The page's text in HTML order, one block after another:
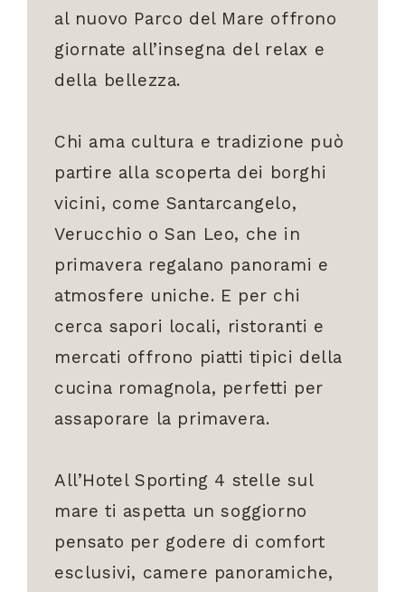
al nuovo Parco del Mare offrono
giornate all’insegna del relax e
della bellezza.
Chi ama cultura e tradizione può
partire alla scoperta dei borghi
vicini, come Santarcangelo,
Verucchio o San Leo, che in
primavera regalano panorami e
atmosfere uniche. E per chi
cerca sapori locali, ristoranti e
mercati offrono piatti tipici della
cucina romagnola, perfetti per
assaporare la primavera.
All’Hotel Sporting 4 stelle sul
mare ti aspetta un soggiorno
pensato per godere di comfort
esclusivi, camere panoramiche,